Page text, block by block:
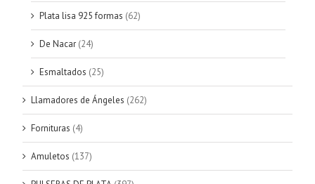
Plata lisa 925 formas (62)
De Nacar (24)
Esmaltados (25)
Llamadores de Ángeles (262)
Fornituras (4)
Amuletos (137)